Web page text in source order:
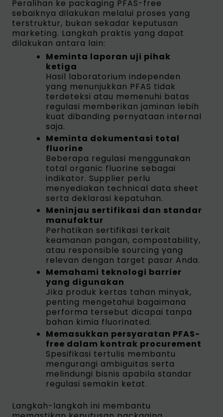
Peralihan ke packaging PFAS-free
sebaiknya dilakukan melalui proses yang
terstruktur, bukan sekadar keputusan
marketing. Langkah praktis yang dapat
dilakukan antara lain:
Meminta laporan uji pihak
ketiga
Hasil laboratorium independen
yang menunjukkan PFAS tidak
terdeteksi atau memenuhi batas
regulasi memberikan jaminan lebih
kuat dibanding pernyataan internal
saja.
Meminta dokumentasi total
fluorine
Beberapa regulasi menggunakan
total organic fluorine sebagai
indikator. Supplier perlu
menyediakan technical data sheet
serta deklarasi kepatuhan.
Meninjau sertifikasi dan standar
manufaktur
Perhatikan sertifikasi terkait
keamanan pangan, compostability,
atau responsible sourcing yang
relevan dengan target pasar Anda.
Memahami teknologi barrier
yang digunakan
Jika produk kertas tahan minyak,
penting mengetahui bagaimana
performa tersebut dicapai tanpa
bahan kimia fluorinated.
Memasukkan persyaratan PFAS-
free dalam kontrak procurement
Spesifikasi tertulis membantu
mengurangi ambiguitas serta
melindungi bisnis apabila standar
regulasi semakin ketat.
Langkah-langkah ini membantu